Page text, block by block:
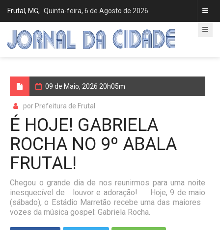
Frutal, MG, Quinta-feira, 6 de Agosto de 2026
09 de Maio, 2026 20h05m
por Prefeitura de Frutal
É HOJE! GABRIELA
ROCHA NO 9º ABALA
FRUTAL!
Chegou o grande dia de nos reunirmos para uma noite
inesquecível de louvor e adoração! Hoje, 9 de maio
(sábado), o Estádio Marretão recebe uma das maiores
vozes da música gospel: Gabriela Rocha.